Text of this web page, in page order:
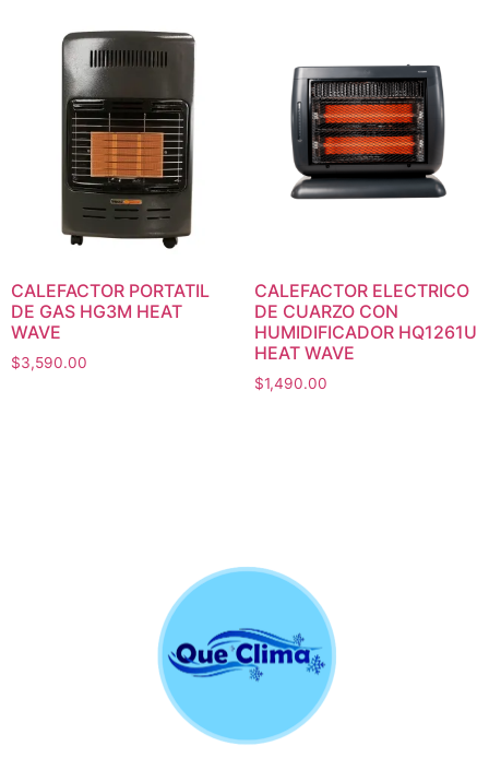
CALEFACTOR PORTATIL
DE GAS HG3M HEAT
WAVE
$3,590.00
CALEFACTOR ELECTRICO
DE CUARZO CON
HUMIDIFICADOR HQ1261U
HEAT WAVE
$1,490.00